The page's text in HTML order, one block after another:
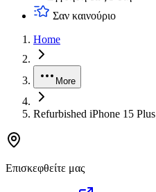
Σαν καινούριο
Home
More
Refurbished iPhone 15 Plus
Επισκεφθείτε μας